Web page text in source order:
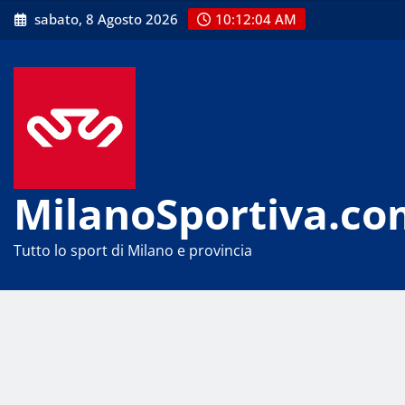
Skip
to
sabato, 8 Agosto 2026 10:12:04 AM
Tutto lo sport di Milano e provincia